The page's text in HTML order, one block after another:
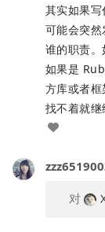
其实如果
可能会突
谁的职责
如果是
方库或者
找不着就继
对